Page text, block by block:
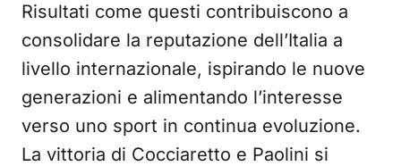
Risultati come questi contribuiscono a
consolidare la reputazione dell’Italia a
livello internazionale, ispirando le nuove
generazioni e alimentando l’interesse
verso uno sport in continua evoluzione.
La vittoria di Cocciaretto e Paolini si